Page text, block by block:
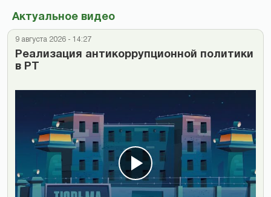
Актуальное видео
9 августа 2026 - 14:27
Реализация антикоррупционной политики
в РТ